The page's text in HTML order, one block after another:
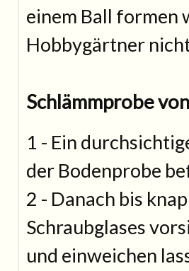
einem Ball formen
Hobbygärtner
Schlämmprobe
1 - Ein
der Bodenprobe
2 - Danach bis
Schraubglases
und einweichen